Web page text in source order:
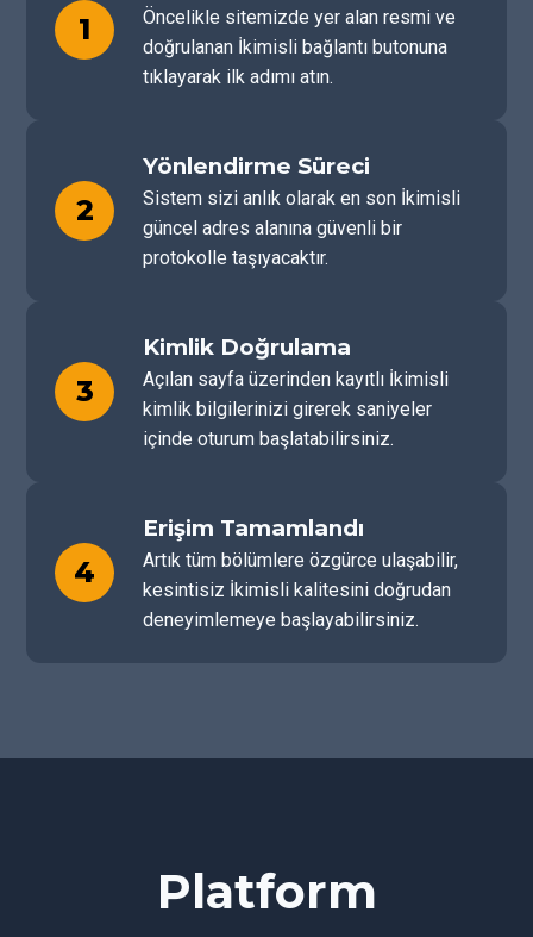
1
Öncelikle sitemizde yer alan resmi ve
doğrulanan İkimisli bağlantı butonuna
tıklayarak ilk adımı atın.
2
Yönlendirme Süreci
Sistem sizi anlık olarak en son İkimisli
güncel adres alanına güvenli bir
protokolle taşıyacaktır.
3
Kimlik Doğrulama
Açılan sayfa üzerinden kayıtlı İkimisli
kimlik bilgilerinizi girerek saniyeler
içinde oturum başlatabilirsiniz.
4
Erişim Tamamlandı
Artık tüm bölümlere özgürce ulaşabilir,
kesintisiz İkimisli kalitesini doğrudan
deneyimlemeye başlayabilirsiniz.
Platform